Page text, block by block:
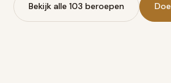
Bekijk alle 103 beroepen